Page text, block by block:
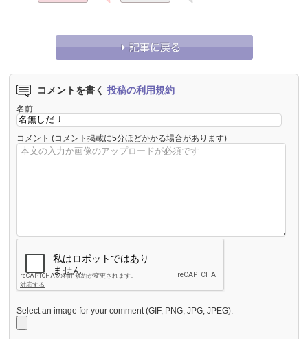
コメントを書く 投稿の利用規約
名前
コメント (コメント掲載に5分ほどかかる場合があります)
Select an image for your comment (GIF, PNG, JPG, JPEG):